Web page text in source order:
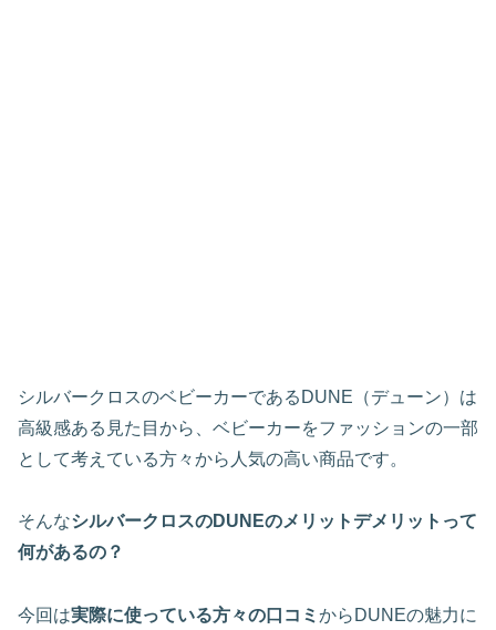
シルバークロスのベビーカーであるDUNE（デューン）は
高級感ある見た目から、ベビーカーをファッションの一部
として考えている方々から人気の高い商品です。
そんなシルバークロスのDUNEのメリットデメリットって
何があるの？
今回は実際に使っている方々の口コミ からDUNEの魅力に